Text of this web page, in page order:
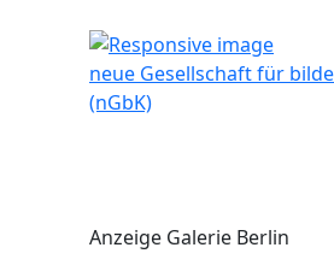
neue Gesellschaft für
(nGbK)
Anzeige Galerie Berlin